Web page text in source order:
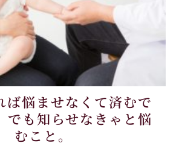
ば悩ませなくて済むで
でも知らせなきゃと悩
むこと。